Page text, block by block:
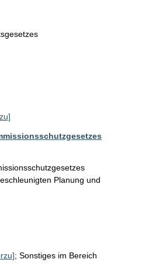
Planung und
; Sonstiges im Bereich